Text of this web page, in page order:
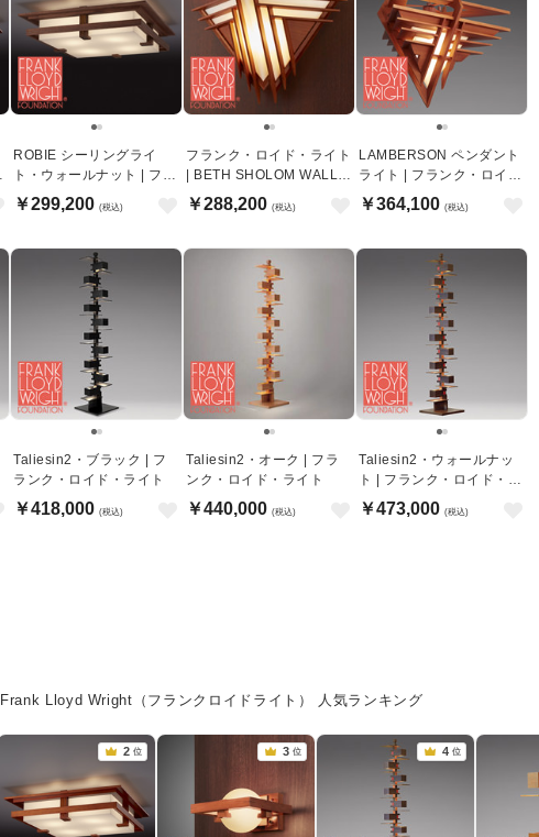
ROBIE シーリングライ
ト・ウォールナット | フラ
ンク・ロイド・ライト
￥299,200 (税込)
フランク・ロイド・ライト
| BETH SHOLOM WALL
SCONCE・ブラケット
￥288,200 (税込)
LAMBERSON ペンダント
ライト | フランク・ロイ
ド・ライト
￥364,100 (税込)
Taliesin2・ブラック | フ
ランク・ロイド・ライト
￥418,000 (税込)
Taliesin2・オーク | フラ
ンク・ロイド・ライト
￥440,000 (税込)
Taliesin2・ウォールナッ
ト | フランク・ロイド・ラ
イト
￥473,000 (税込)
Frank Lloyd Wright（フランクロイドライト） 人気ランキング